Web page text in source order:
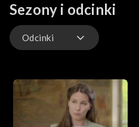
Sezony i odcinki
Odcinki